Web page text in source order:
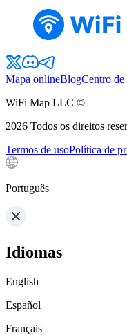
Mapa onlineBlogCentro de
WiFi Map LLC ©
2026 Todos os direitos
Termos de usoPolítica de
Português
Idiomas
English
Español
Français